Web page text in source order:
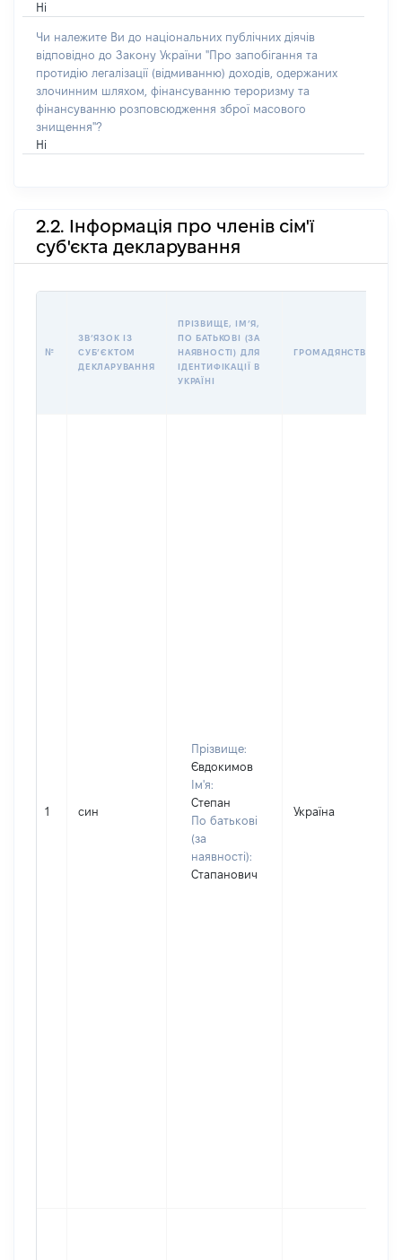
Ні
Чи належите Ви до національних публічних діячів
відповідно до Закону України "Про запобігання та
протидію легалізації (відмиванню) доходів, одержаних
злочинним шляхом, фінансуванню тероризму та
фінансуванню розповсюдження зброї масового
знищення"?
Ні
2.2. Інформація про членів сім'ї
суб'єкта декларування
№
ЗВʼЯЗОК ІЗ
СУБʼЄКТОМ
ДЕКЛАРУВАННЯ
ПРІЗВИЩЕ, ІМʼЯ,
ПО БАТЬКОВІ (ЗА
НАЯВНОСТІ) ДЛЯ
ІДЕНТИФІКАЦІЇ В
УКРАЇНІ
ГРОМАДЯНСТВО
1 син
Прізвище:
Євдокимов
Ім'я:
Степан
По батькові
(за
наявності):
Стапанович
Україна